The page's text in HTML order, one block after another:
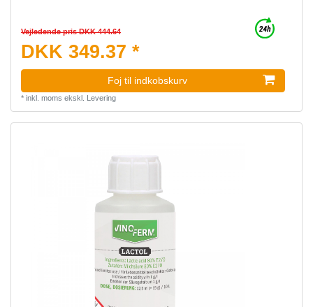
Vejledende pris DKK 444.64
DKK 349.37 *
Foj til indkobskurv
* inkl. moms ekskl. Levering